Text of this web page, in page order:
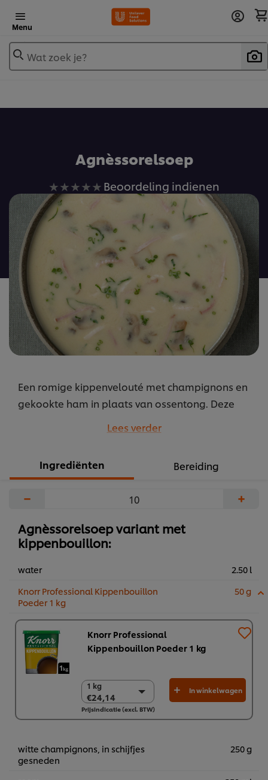
Menu
Wat zoek je?
Agnèssorelsoep
Geen
beoordelingen
ingediend
voor
deze
recipe
Beoordeling indienen
Een romige kippenvelouté met champignons en
gekookte ham in plaats van ossentong. Deze
Lees verder
Ingrediënten Bereiding
− +
Agnèssorelsoep variant met
kippenbouillon:
water
2.50 l
Knorr Professional Kippenbouillon
Poeder 1 kg
50 g
Knorr Professional
Kippenbouillon Poeder 1 kg
1 kg
€24,14
1 kg
€24,14
6 x 1 kg
In winkelwagen
Prijsindicatie (excl. BTW)
witte champignons, in schijfjes
gesneden
250 g